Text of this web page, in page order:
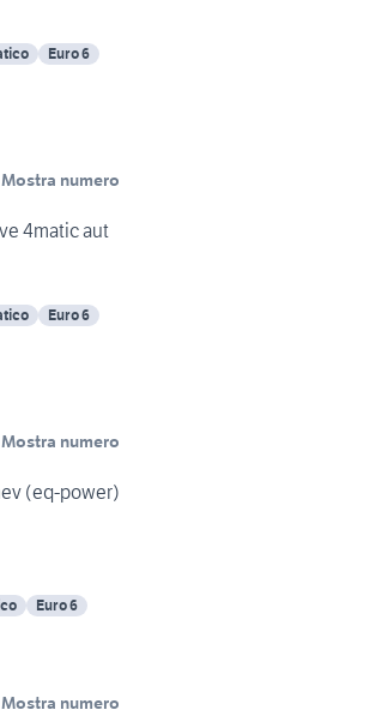
Euro 6
Mostra numero
4matic aut
Euro 6
Mostra numero
(eq-power)
Euro 6
Mostra numero